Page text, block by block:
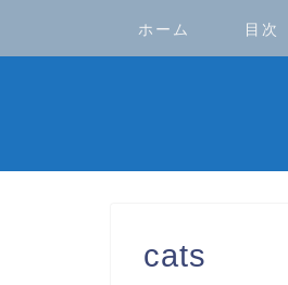
ホーム 目次
cats